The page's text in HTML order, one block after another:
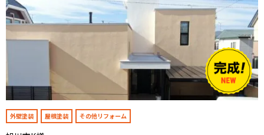
外壁塗装 屋根塗装 その他リフォーム